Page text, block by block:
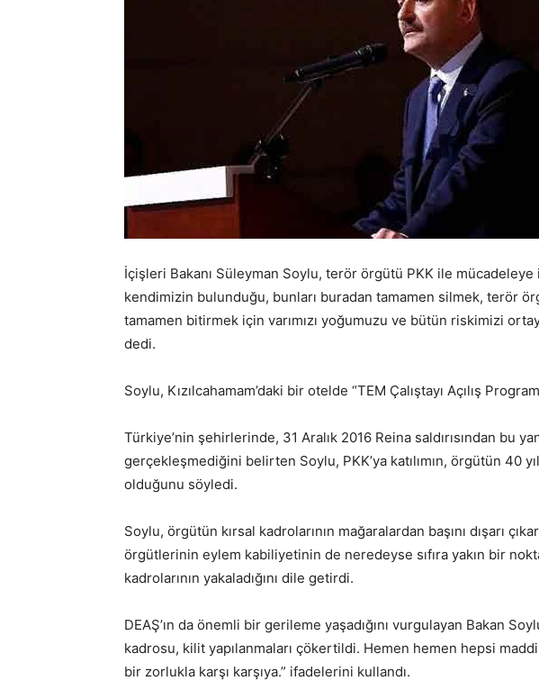
İçişleri Bakanı Süleyman Soylu, terör örgütü PKK ile
kendimizin bulunduğu, bunları buradan tamamen silmek, terör
tamamen bitirmek için varımızı yoğumuzu ve bütün riskimizi
dedi.
Soylu, Kızılcahamam’daki bir otelde “TEM Çalıştayı Açılış
Türkiye’nin şehirlerinde, 31 Aralık 2016 Reina saldırısından bu
gerçekleşmediğini belirten Soylu, PKK’ya katılımın, örgütün 40
olduğunu söyledi.
Soylu, örgütün kırsal kadrolarının mağaralardan başını dışarı
örgütlerinin eylem kabiliyetinin de neredeyse sıfıra yakın bir
kadrolarının yakaladığını dile getirdi.
DEAŞ’ın da önemli bir gerileme yaşadığını vurgulayan Bakan
kadrosu, kilit yapılanmaları çökertildi. Hemen hemen hepsi
bir zorlukla karşı karşıya.” ifadelerini kullandı.